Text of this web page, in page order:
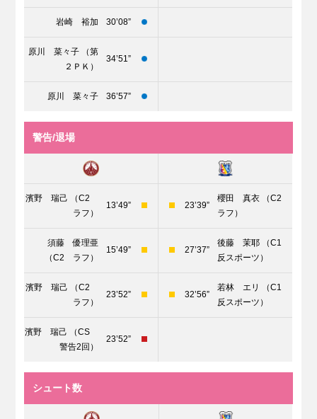
岩崎 裕加 30’08”
原川 菜々子 （第
２ＰＫ）
34’51”
原川 菜々子 36’57”
警告/退場
濱野 瑞己 （C2
ラフ）
13’49” 23’39”
櫻田 真衣 （C2
ラフ）
須藤 優理亜
（C2 ラフ）
15’49” 27’37”
後藤 茉耶 （C1
反スポーツ）
濱野 瑞己 （C2
ラフ）
23’52” 32’56”
若林 エリ （C1
反スポーツ）
濱野 瑞己 （CS
警告2回）
23’52”
シュート数